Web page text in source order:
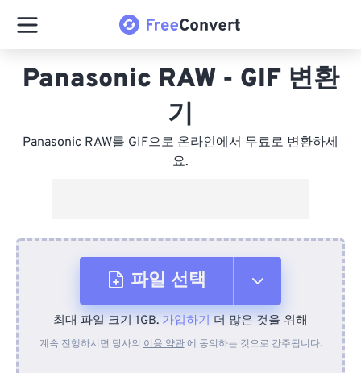
Panasonic RAW - GIF 변환
기
Panasonic RAW를 GIF으로 온라인에서 무료로 변환하세
요.
파일 선택
장치에서
최대 파일 크기 1GB. 가입하기 더 많은 것을 위해
계속 진행하시면 당사의 이용 약관에 동의하는 것으로 간주됩니다.